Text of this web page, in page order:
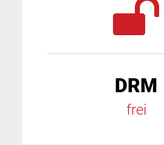
DRM
frei